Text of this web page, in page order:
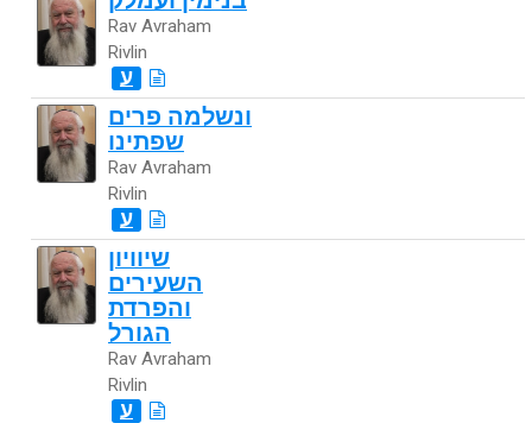
Rav Avraham
Rivlin
ע
ונשלמה פרים
שפתינו
Rav Avraham
Rivlin
ע
שיוויון
השעירים
והפרדת
הגורל
Rav Avraham
Rivlin
ע